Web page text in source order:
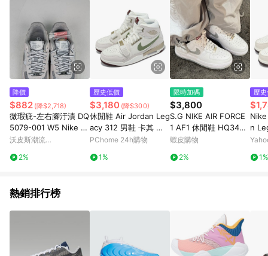
降價
$882 (降$2,718)
微瑕疵-左右腳汙漬 DQ
5079-001 W5 Nike Ai
r Force 1 '07 LX 銀灰
沃皮斯潮流
2%
歷史低價
$3,180 (降$300)
休閒鞋 Air Jordan Leg
acy 312 男鞋 卡其 綠
氣墊 爆裂紋 荔枝皮 喬
PChome 24h購物
1%
限時加碼
$3,800
S.G NIKE AIR FORCE
1 AF1 休閒鞋 HQ3461
-191 白銀 銀灰 滿天星
蝦皮購物
2%
歷
n
女鞋
1%
熱銷排行榜